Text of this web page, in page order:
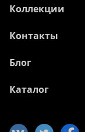
Коллекции
Контакты
Блог
Каталог